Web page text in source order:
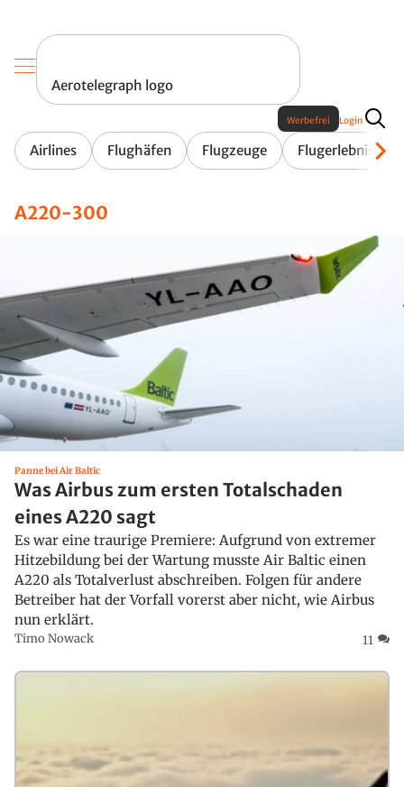
Aerotelegraph logo
Airlines Flughäfen Flugzeuge Flugerlebnis
Werbefrei Login
A220-300
Panne bei Air Baltic
Was Airbus zum ersten Totalschaden
eines A220 sagt
Es war eine traurige Premiere: Aufgrund von extremer
Hitzebildung bei der Wartung musste Air Baltic einen
A220 als Totalverlust abschreiben. Folgen für andere
Betreiber hat der Vorfall vorerst aber nicht, wie Airbus
nun erklärt.
Timo Nowack 11